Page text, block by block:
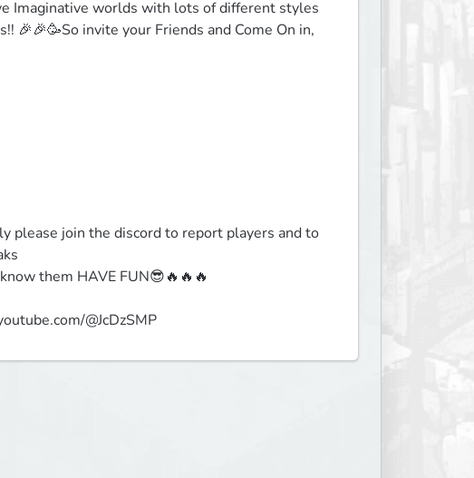
Imaginative worlds with lots of different styles
🎉🎉🥳So invite your Friends and Come On in,
please join the discord to report players and to
them HAVE FUN😎🔥🔥🔥
@JcDzSMP